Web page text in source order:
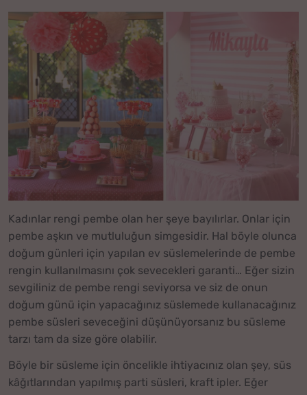
Kadınlar rengi pembe olan her şeye bayılırlar. Onlar için
pembe aşkın ve mutluluğun simgesidir. Hal böyle olunca
doğum günleri için yapılan ev süslemelerinde de pembe
rengin kullanılmasını çok sevecekleri garanti… Eğer sizin
sevgiliniz de pembe rengi seviyorsa ve siz de onun
doğum günü için yapacağınız süslemede kullanacağınız
pembe süsleri seveceğini düşünüyorsanız bu süsleme
tarzı tam da size göre olabilir.
Böyle bir süsleme için öncelikle ihtiyacınız olan şey, süs
kâğıtlarından yapılmış parti süsleri, kraft ipler. Eğer